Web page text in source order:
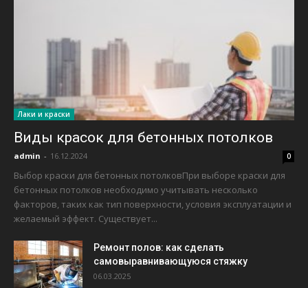
Лаки и краски
Виды красок для бетонных потолков
admin - 16.12.2024 0
Выбор краски для бетонных потолковПри выборе краски для
бетонных потолков необходимо учитывать несколько
факторов, таких как тип поверхности, условия эксплуатации и
желаемый эффект. Существует...
Ремонт полов: как сделать
самовыравнивающуюся стяжку
06.03.2025